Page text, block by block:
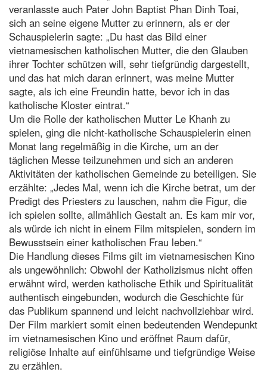
veranlasste auch Pater John Baptist Phan Dinh Toai,
sich an seine eigene Mutter zu erinnern, als er der
Schauspielerin sagte: „Du hast das Bild einer
vietnamesischen katholischen Mutter, die den Glauben
ihrer Tochter schützen will, sehr tiefgründig dargestellt,
und das hat mich daran erinnert, was meine Mutter
sagte, als ich eine Freundin hatte, bevor ich in das
katholische Kloster eintrat.“
Um die Rolle der katholischen Mutter Le Khanh zu
spielen, ging die nicht-katholische Schauspielerin einen
Monat lang regelmäßig in die Kirche, um an der
täglichen Messe teilzunehmen und sich an anderen
Aktivitäten der katholischen Gemeinde zu beteiligen. Sie
erzählte: „Jedes Mal, wenn ich die Kirche betrat, um der
Predigt des Priesters zu lauschen, nahm die Figur, die
ich spielen sollte, allmählich Gestalt an. Es kam mir vor,
als würde ich nicht in einem Film mitspielen, sondern im
Bewusstsein einer katholischen Frau leben.“
Die Handlung dieses Films gilt im vietnamesischen Kino
als ungewöhnlich: Obwohl der Katholizismus nicht offen
erwähnt wird, werden katholische Ethik und Spiritualität
authentisch eingebunden, wodurch die Geschichte für
das Publikum spannend und leicht nachvollziehbar wird.
Der Film markiert somit einen bedeutenden Wendepunkt
im vietnamesischen Kino und eröffnet Raum dafür,
religiöse Inhalte auf einfühlsame und tiefgründige Weise
zu erzählen.